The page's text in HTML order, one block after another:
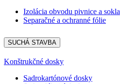
Izolácia obvodu pivnice a sokla
Separačné a ochranné fólie
SUCHÁ STAVBA
Konštrukčné dosky
Sadrokartónové dosky